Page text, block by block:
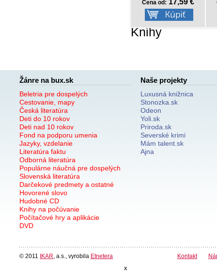
Cena od: 17,59 €
Knihy
Žánre na bux.sk
Beletria pre dospelých
Cestovanie, mapy
Česká literatúra
Deti do 10 rokov
Deti nad 10 rokov
Fond na podporu umenia
Jazyky, vzdelanie
Literatúra faktu
Odborná literatúra
Populárne náučná pre dospelých
Slovenská literatúra
Darčekové predmety a ostatné
Hovorené slovo
Hudobné CD
Knihy na počúvanie
Počítačové hry a aplikácie
DVD
Naše projekty
Luxusná knižnica
Stonozka.sk
Odeon
Yoli.sk
Priroda.sk
Severské krimi
Mám talent.sk
Ajna
© 2011 IKAR , a.s., vyrobila Etnetera Kontakt
x